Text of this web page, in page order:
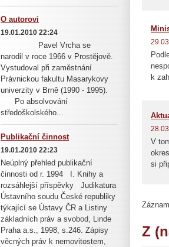
k
V
si
Z
O autorovi
19.01.2010 22:24
Pavel Vrcha se
narodil v roce 1966 v Prostějově.
Vystudoval při zaměstnání
Právnickou fakultu Masarykovy
univerzity v Brně (1990 - 1995).
Po absolvování
středoškolského...
Publikační činnost
19.01.2010 22:23
Neúplný přehled publikační
činnosti od r. 1994 I. Knihy a
rozsáhlejší příspěvky Judikatura
Ústavního soudu České republiky
týkající se Ústavy ČR a Listiny
základních práv a svobod, Linde
Praha a.s., 1998, s.246. Zápisy
věcných práv k nemovitostem,